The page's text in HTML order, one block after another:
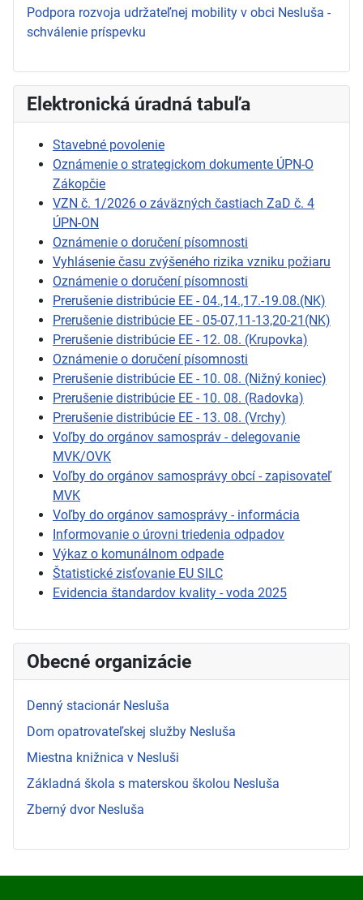
Podpora rozvoja udržateľnej mobility v obci Nesluša -
schválenie príspevku
Elektronická úradná tabuľa
Stavebné povolenie
Oznámenie o strategickom dokumente ÚPN-O
Zákopčie
VZN č. 1/2026 o záväzných častiach ZaD č. 4
ÚPN-ON
Oznámenie o doručení písomnosti
Vyhlásenie času zvýšeného rizika vzniku požiaru
Oznámenie o doručení písomnosti
Prerušenie distribúcie EE - 04.,14.,17.-19.08.(NK)
Prerušenie distribúcie EE - 05-07,11-13,20-21(NK)
Prerušenie distribúcie EE - 12. 08. (Krupovka)
Oznámenie o doručení písomnosti
Prerušenie distribúcie EE - 10. 08. (Nižný koniec)
Prerušenie distribúcie EE - 10. 08. (Radovka)
Prerušenie distribúcie EE - 13. 08. (Vrchy)
Voľby do orgánov samospráv - delegovanie
MVK/OVK
Voľby do orgánov samosprávy obcí - zapisovateľ
MVK
Voľby do orgánov samosprávy - informácia
Informovanie o úrovni triedenia odpadov
Výkaz o komunálnom odpade
Štatistické zisťovanie EU SILC
Evidencia štandardov kvality - voda 2025
Obecné organizácie
Denný stacionár Nesluša
Dom opatrovateľskej služby Nesluša
Miestna knižnica v Nesluši
Základná škola s materskou školou Nesluša
Zberný dvor Nesluša